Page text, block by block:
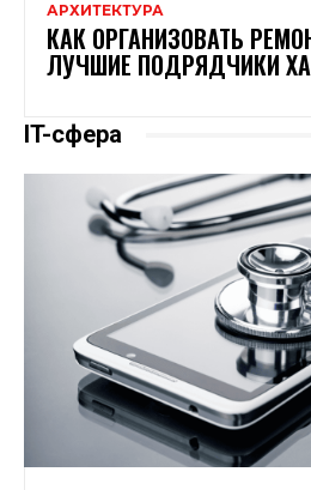
АРХИТЕКТУРА
КАК ОРГАНИЗОВАТЬ
ЛУЧШИЕ ПОДРЯДЧИКИ
IT-сфера